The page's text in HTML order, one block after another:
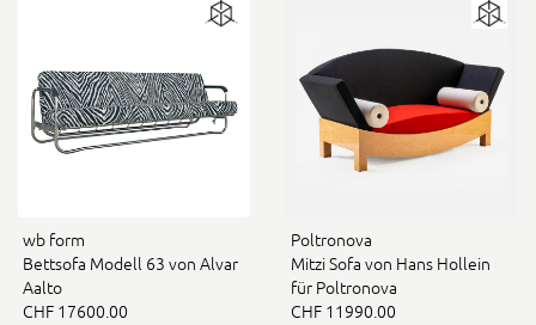
wb form
Bettsofa Modell 63 von Alvar
Aalto
CHF 17600.00
Poltronova
Mitzi Sofa von Hans Hollein
für Poltronova
CHF 11990.00